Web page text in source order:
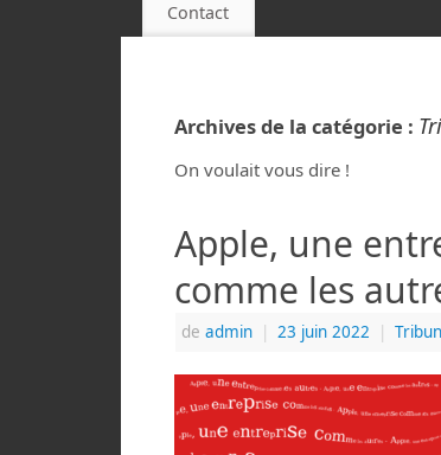
Contact
Archives de la catégorie :
On voulait vous dire !
Apple, une
comme les
de admin | 23 juin 2022 |